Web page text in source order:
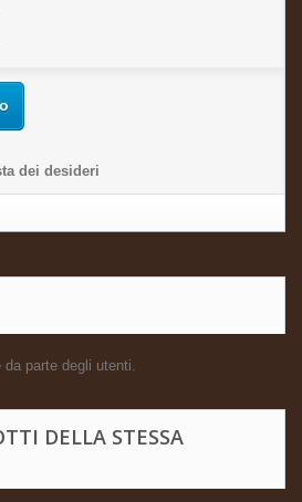
dei desideri
parte degli utenti.
DELLA STESSA